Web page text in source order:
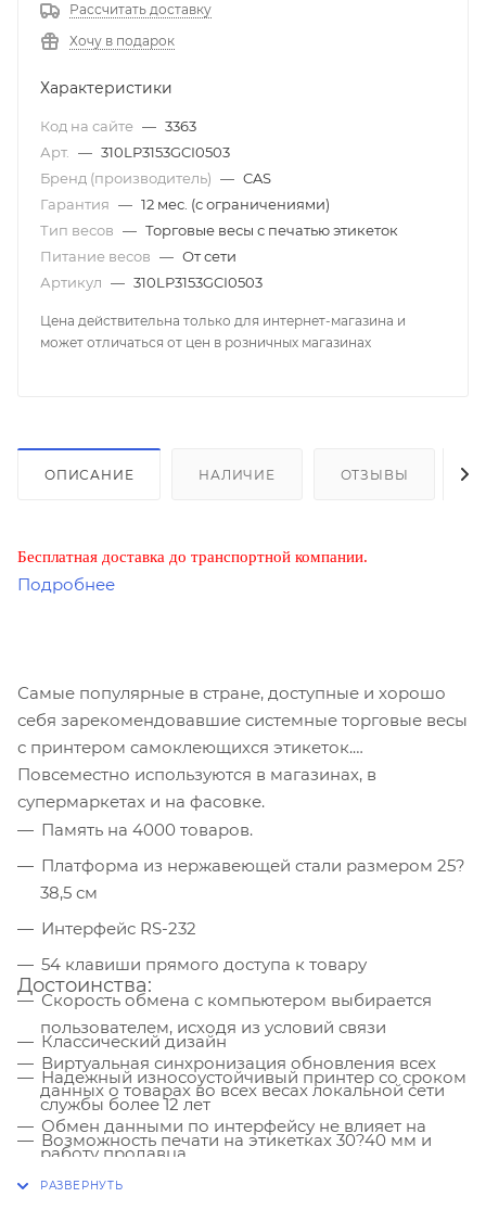
Рассчитать доставку
Хочу в подарок
Характеристики
Код на сайте — 3363
Арт. — 310LP3153GCI0503
Бренд (производитель) — CAS
Гарантия — 12 мес. (с ограничениями)
Тип весов — Торговые весы с печатью этикеток
Питание весов — От сети
Артикул — 310LP3153GCI0503
Цена действительна только для интернет-магазина и
может отличаться от цен в розничных магазинах
ОПИСАНИЕ НАЛИЧИЕ ОТЗЫВЫ
Бесплатная доставка до транспортной компании.
Подробнее
Самые популярные в стране, доступные и хорошо
себя зарекомендовавшие системные торговые весы
с принтером самоклеющихся этикеток.
Повсеместно используются в магазинах, в
супермаркетах и на фасовке.
Память на 4000 товаров.
Платформа из нержавеющей стали размером 25?
38,5 см
Интерфейс RS-232
54 клавиши прямого доступа к товару
Скорость обмена с компьютером выбирается
пользователем, исходя из условий связи
Виртуальная синхронизация обновления всех
данных о товарах во всех весах локальной сети
Обмен данными по интерфейсу не влияет на
работу продавца
Итоговый чек для проверки калькуляции и
Достоинства:
Классический дизайн
Надежный износоустойчивый принтер со сроком
службы более 12 лет
Возможность печати на этикетках 30?40 мм и